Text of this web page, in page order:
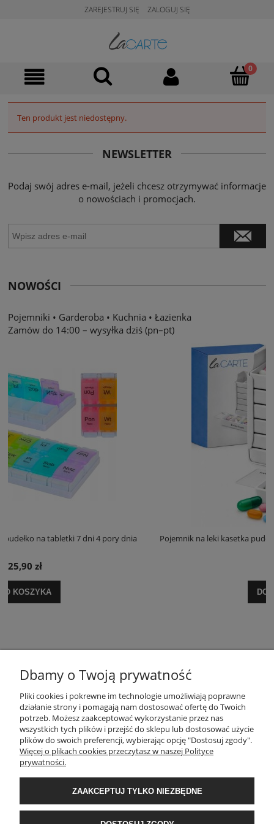
ZAREJESTRUJ SIĘ ZALOGUJ SIĘ
Ten produkt jest niedostępny.
NEWSLETTER
Podaj swój adres e-mail, jeżeli chcesz otrzymywać informacje
o nowościach i promocjach.
NOWOŚCI
Pojemniki • Garderoba • Kuchnia • Łazienka
Zamów do 14:00 – wysyłka dziś (pn–pt)
Pojemnik na leki kasetka pudełko na tabletki 7 dni 4 pory dnia
POMOC
MOJE KONTO
PŁATNOŚCI I DOSTAWA
INFORMACJE
Dbamy o Twoją prywatność
Pliki cookies i pokrewne im technologie umożliwiają poprawne
działanie strony i pomagają nam dostosować ofertę do Twoich
potrzeb. Możesz zaakceptować wykorzystanie przez nas
wszystkich tych plików i przejść do sklepu lub dostosować użycie
plików do swoich preferencji, wybierając opcję "Dostosuj zgody".
Więcej o plikach cookies przeczytasz w naszej Polityce
prywatności.
ZAAKCEPTUJ TYLKO NIEZBĘDNE